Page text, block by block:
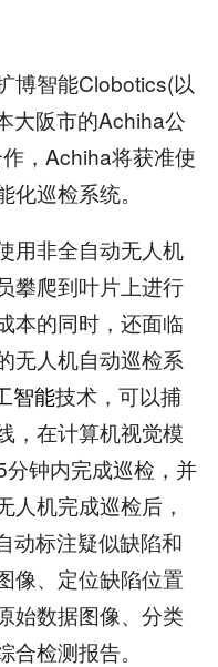
智能Clobotics(以
大阪市的Achiha公
，Achiha将获准使
巡检系统。
非全自动无人机
攀爬到叶片上进行
本的同时，还面临
无人机自动巡检系
智能技术，可以捕
，在计算机视觉模
钟内完成巡检，并
人机完成巡检后，
动标注疑似缺陷和
像、定位缺陷位置
始数据图像、分类
检测报告。